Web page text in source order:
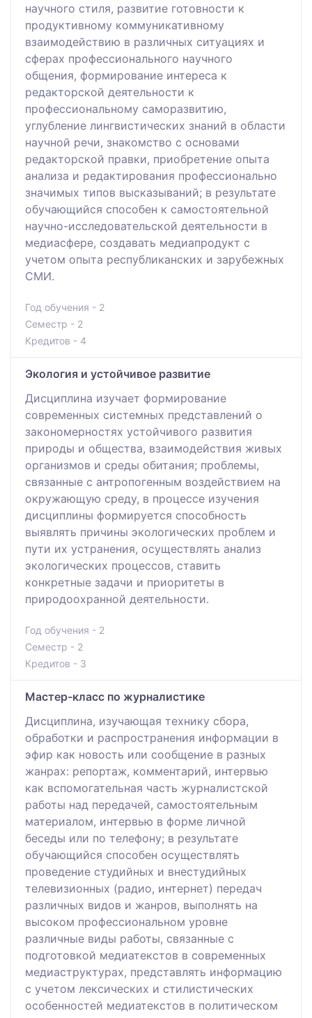
научного стиля, развитие готовности к
продуктивному коммуникативному
взаимодействию в различных ситуациях и
сферах профессионального научного
общения, формирование интереса к
редакторской деятельности к
профессиональному саморазвитию,
углубление лингвистических знаний в области
научной речи, знакомство с основами
редакторской правки, приобретение опыта
анализа и редактирования профессионально
значимых типов высказываний; в результате
обучающийся способен к самостоятельной
научно-исследовательской деятельности в
медиасфере, создавать медиапродукт с
учетом опыта республиканских и зарубежных
СМИ.
Год обучения - 2
Семестр - 2
Кредитов - 4
Экология и устойчивое развитие
Дисциплина изучает формирование
современных системных представлений о
закономерностях устойчивого развития
природы и общества, взаимодействия живых
организмов и среды обитания; проблемы,
связанные с антропогенным воздействием на
окружающую среду, в процессе изучения
дисциплины формируется способность
выявлять причины экологических проблем и
пути их устранения, осуществлять анализ
экологических процессов, ставить
конкретные задачи и приоритеты в
природоохранной деятельности.
Год обучения - 2
Семестр - 2
Кредитов - 3
Мастер-класс по журналистике
Дисциплина, изучающая технику сбора,
обработки и распространения информации в
эфир как новость или сообщение в разных
жанрах: репортаж, комментарий, интервью
как вспомогательная часть журналистской
работы над передачей, самостоятельным
материалом, интервью в форме личной
беседы или по телефону; в результате
обучающийся способен осуществлять
проведение студийных и внестудийных
телевизионных (радио, интернет) передач
различных видов и жанров, выполнять на
высоком профессиональном уровне
различные виды работы, связанные с
подготовкой медиатекстов в современных
медиаструктурах, представлять информацию
с учетом лексических и стилистических
особенностей медиатекстов в политическом